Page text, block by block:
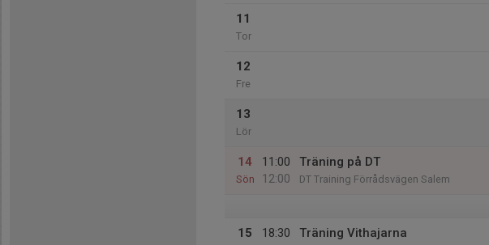
11
Tor
12
Fre
13
Lör
14
Sön
11:00
12:00
Träning på DT
DT Training Förrådsvägen Salem
15
18:30
Träning Vithajarna